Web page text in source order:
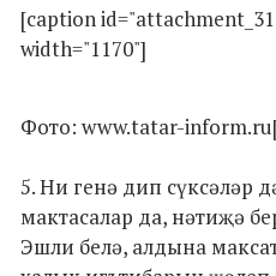
[caption
width="1170"]
Фото: www.tatar-
5. Ни генә дип сүксәләр
мактасалар да, нәтиҗә
Эшли белә, алдына